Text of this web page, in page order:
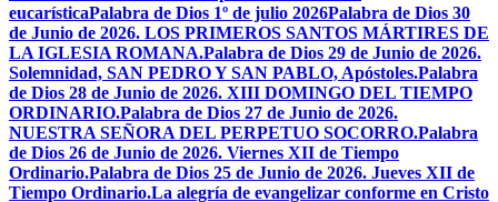
eucarísticaPalabra de Dios 1º de julio 2026Palabra de Dios 30
de Junio de 2026. LOS PRIMEROS SANTOS MÁRTIRES DE
LA IGLESIA ROMANA.Palabra de Dios 29 de Junio de 2026.
Solemnidad, SAN PEDRO Y SAN PABLO, Apóstoles.Palabra
de Dios 28 de Junio de 2026. XIII DOMINGO DEL TIEMPO
ORDINARIO.Palabra de Dios 27 de Junio de 2026.
NUESTRA SEÑORA DEL PERPETUO SOCORRO.Palabra
de Dios 26 de Junio de 2026. Viernes XII de Tiempo
Ordinario.Palabra de Dios 25 de Junio de 2026. Jueves XII de
Tiempo Ordinario.La alegría de evangelizar conforme en Cristo